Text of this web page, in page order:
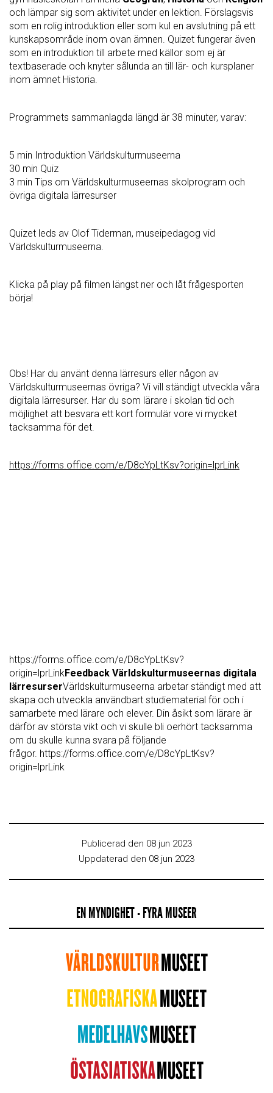
och lämpar sig som aktivitet under en lektion. Förslagsvis
som en rolig introduktion eller som kul en avslutning på ett
kunskapsområde inom ovan ämnen. Quizet fungerar även
som en introduktion till arbete med källor som ej är
textbaserade och knyter sålunda an till lär- och kursplaner
inom ämnet Historia.
Programmets sammanlagda längd är 38 minuter, varav:
5 min Introduktion Världskulturmuseerna
30 min Quiz
3 min Tips om Världskulturmuseernas skolprogram och
övriga digitala lärresurser
Quizet leds av Olof Tiderman, museipedagog vid
Världskulturmuseerna.
Klicka på play på filmen längst ner och låt frågesporten
börja!
Obs! Har du använt denna lärresurs eller någon av
Världskulturmuseernas övriga? Vi vill ständigt utveckla våra
digitala lärresurser. Har du som lärare i skolan tid och
möjlighet att besvara ett kort formulär vore vi mycket
tacksamma för det.
https://forms.office.com/e/D8cYpLtKsv?origin=lprLink
https://forms.office.com/e/D8cYpLtKsv?
origin=lprLinkFeedback Världskulturmuseernas digitala
lärresurserVärldskulturmuseerna arbetar ständigt med att
skapa och utveckla användbart studiematerial för och i
samarbete med lärare och elever. Din åsikt som lärare är
därför av största vikt och vi skulle bli oerhört tacksamma
om du skulle kunna svara på följande
frågor. https://forms.office.com/e/D8cYpLtKsv?
origin=lprLink
Publicerad den 08 jun 2023
Uppdaterad den 08 jun 2023
EN MYNDIGHET - FYRA MUSEER